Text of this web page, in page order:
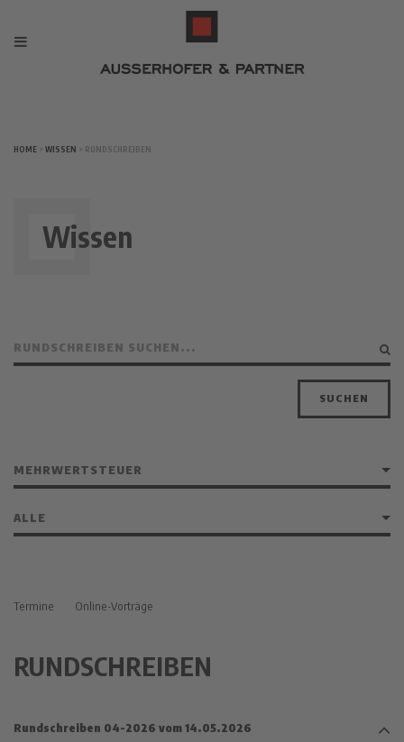
HOME > WISSEN > RUNDSCHREIBEN
Wissen
SUCHEN
Termine Online-Vorträge
RUNDSCHREIBEN
Rundschreiben 04-2026 vom 14.05.2026